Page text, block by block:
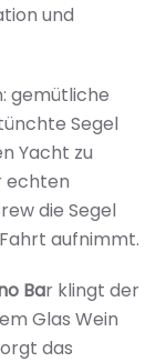
und
gemütliche
Segel
Yacht zu
echten
die Segel
aufnimmt.
Bar klingt der
Glas Wein
das